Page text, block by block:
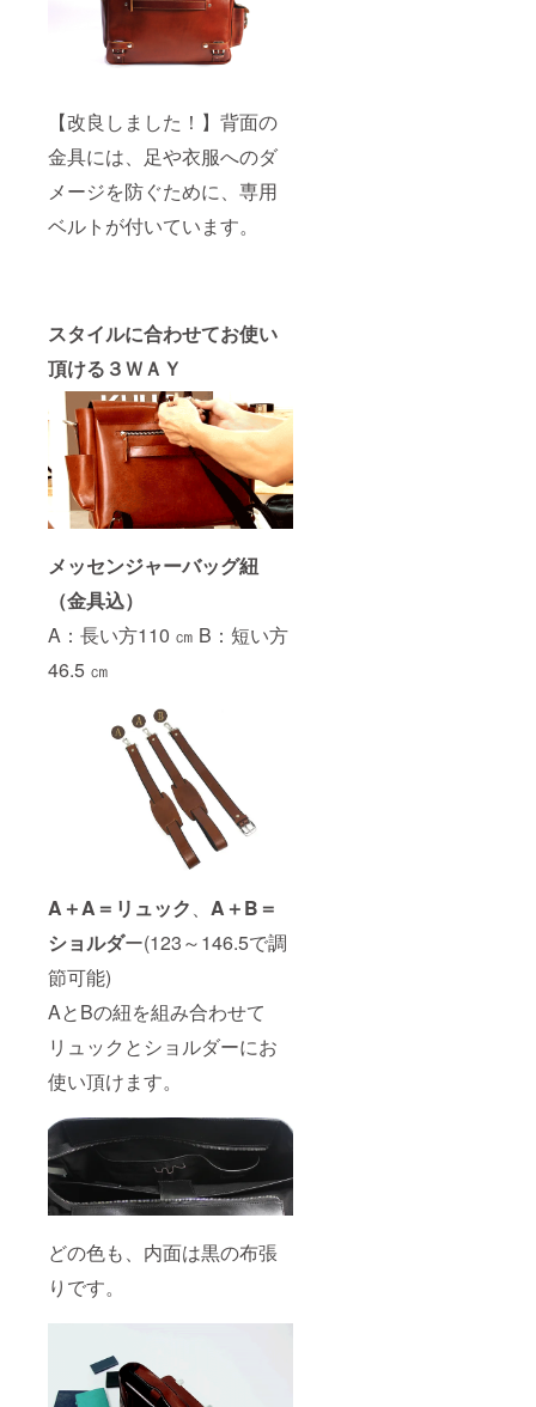
【改良しました！】背面の
金具には、足や衣服へのダ
メージを防ぐために、専用
ベルトが付いています。
スタイルに合わせてお使い
頂ける３ＷＡＹ
メッセンジャーバッグ紐
（金具込）
A：長い方110 ㎝ B：短い方
46.5 ㎝
A＋A＝リュック、 A＋B＝
ショルダー(123～146.5で調
節可能)
AとBの紐を組み合わせて
リュックとショルダーにお
使い頂けます。
どの色も、内面は黒の布張
りです。